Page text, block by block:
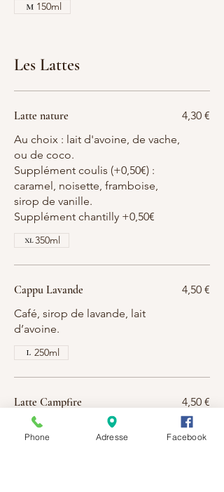
150ml
Les Lattes
Latte nature
Au choix : lait d'avoine, de vache,
ou de coco.
Supplément coulis (+0,50€) :
caramel, noisette, framboise,
sirop de vanille.
Supplément chantilly +0,50€
4,30 €
350ml
Cappu Lavande
Café, sirop de lavande, lait
d’avoine.
4,50 €
250ml
Latte Campfire
Café, sirop d’érable, lait d’avoine,
sel.
4,50 €
Phone Adresse Facebook